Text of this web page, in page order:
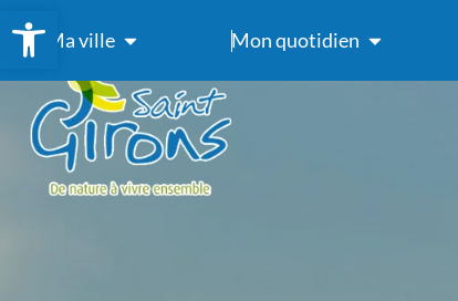
Ouvrir la barre d’outils
Ma ville Mon quotidien